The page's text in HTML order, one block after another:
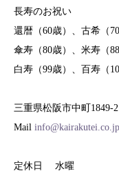
長寿のお祝い
還暦（60歳）、古希（
傘寿（80歳）、米寿（
白寿（99歳）、百寿（
三重県松阪市中町1849-2
Mail info@kairakutei.co.jp
定休日 水曜